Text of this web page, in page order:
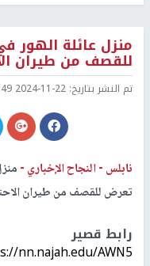
منزل عائلة الهور
للقصف من طيران
تم النشر بتاريخ: 2024-11-22 11:49
نابلس -النجاح الإخباري -
تعرض للقصف من طيران
رابط قصير
nn.najah.edu/AWN5/